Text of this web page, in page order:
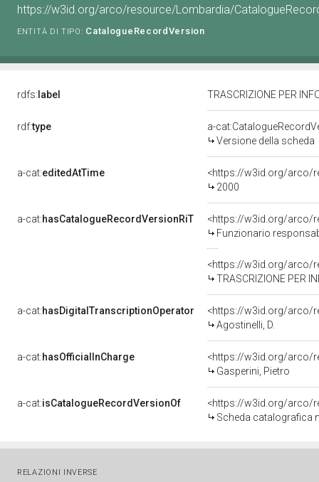
https://w3id.org/arco/resource/Lombardia/
ENTITÀ DI TIPO: CatalogueRecordVersion
rdfs: label TRASCRIZIONE PER
rdf:type
a-
Versione della scheda
a-cat:editedAtTime
<https://w3id.org/arco/
2000
a-cat:hasCatalogueRecordVersionRiT
Funzionario
TRASCRIZIONE PER
a-cat:hasDigitalTranscriptionOperator
<https://w3id.org/arco/
Agostinelli, D.
a-cat:hasOfficialInCharge
<https://w3id.org/arco/
Gasperini, Pietro
a-cat:isCatalogueRecordVersionOf
<https://w3id.org/arco/
Scheda catalografica
RELAZIONI INVERSE